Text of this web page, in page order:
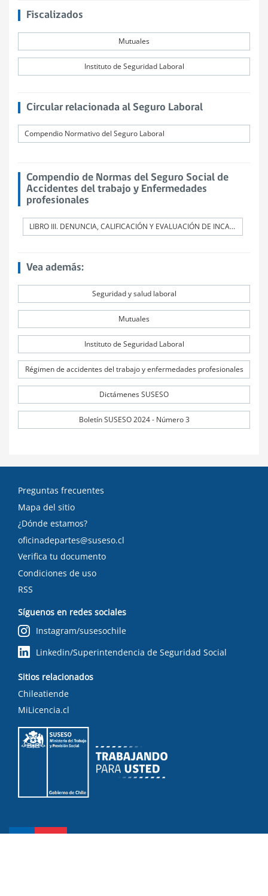
Fiscalizados
Mutuales
Instituto de Seguridad Laboral
Circular relacionada al Seguro Laboral
Compendio Normativo del Seguro Laboral
Compendio de Normas del Seguro Social de
Accidentes del trabajo y Enfermedades
profesionales
LIBRO III. DENUNCIA, CALIFICACIÓN Y EVALUACIÓN DE INCAPACIDADES PERMANENTES
Vea además:
Seguridad y salud laboral
Mutuales
Instituto de Seguridad Laboral
Régimen de accidentes del trabajo y enfermedades profesionales
Dictámenes SUSESO
Boletín SUSESO 2024 - Número 3
Preguntas frecuentes
Mapa del sitio
¿Dónde estamos?
oficinadepartes@suseso.cl
Verifica tu documento
Condiciones de uso
RSS
Síguenos en redes sociales
Instagram/susesochile
Linkedin/Superintendencia de Seguridad Social
Sitios relacionados
Chileatiende
MiLicencia.cl